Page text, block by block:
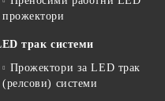
прожектори
трак системи
Прожектори за LED трак
(релсови) системи